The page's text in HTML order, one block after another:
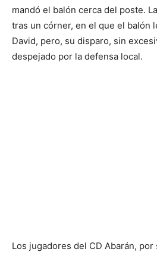
mandó el balón cerca del poste.
tras un córner, en el que el balón
David, pero, su disparo, sin
despejado por la defensa local.
Los jugadores del CD Abarán,